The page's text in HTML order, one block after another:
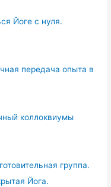
Йоге с нуля.
передача опыта в
коллоквиумы
группа.
Йога.